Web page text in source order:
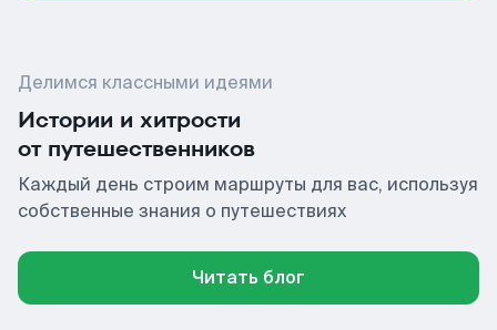
Делимся классными идеями
Истории и хитрости
от путешественников
Каждый день строим маршруты для вас, используя
собственные знания о путешествиях
Читать блог